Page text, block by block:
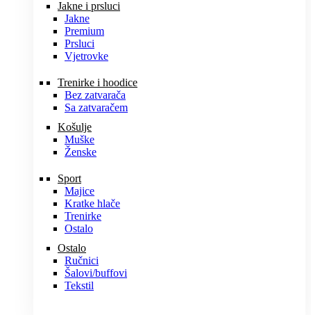
Jakne i prsluci
Jakne
Premium
Prsluci
Vjetrovke
Trenirke i hoodice
Bez zatvarača
Sa zatvaračem
Košulje
Muške
Ženske
Sport
Majice
Kratke hlače
Trenirke
Ostalo
Ostalo
Ručnici
Šalovi/buffovi
Tekstil